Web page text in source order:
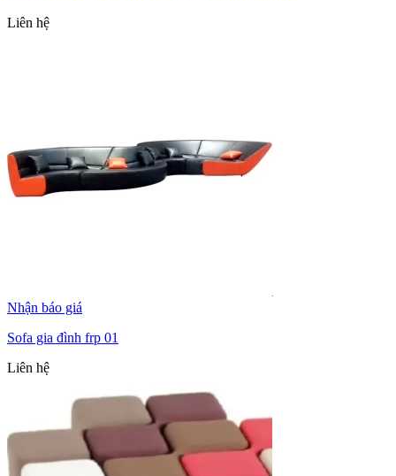
Liên hệ
Nhận báo giá
Sofa gia đình frp 01
Liên hệ